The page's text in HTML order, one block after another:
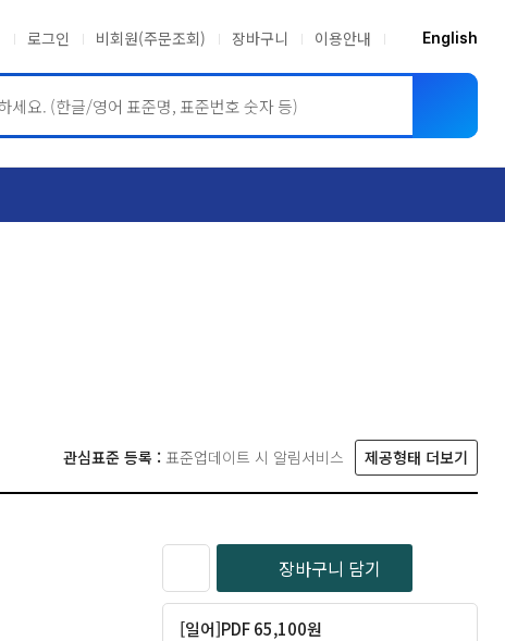
로그인 비회원(주문조회) 장바구니 이용안내 English
관심표준 등록 : 표준업데이트 시 알림서비스 제공형태 더보기
장바구니 담기
[일어]PDF 65,100원